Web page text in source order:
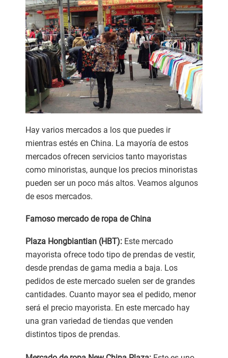
Hay varios mercados a los que puedes ir
mientras estés en China. La mayoría de estos
mercados ofrecen servicios tanto mayoristas
como minoristas, aunque los precios minoristas
pueden ser un poco más altos. Veamos algunos
de esos mercados.
Famoso mercado de ropa de China
Plaza Hongbiantian (HBT): Este mercado
mayorista ofrece todo tipo de prendas de vestir,
desde prendas de gama media a baja. Los
pedidos de este mercado suelen ser de grandes
cantidades. Cuanto mayor sea el pedido, menor
será el precio mayorista. En este mercado hay
una gran variedad de tiendas que venden
distintos tipos de prendas.